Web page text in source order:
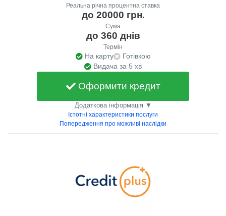
Реальна річна процентна ставка
до 20000 грн.
Сума
до 360 днів
Термін
На карту
Готівкою
Видача за 5 хв
Оформити кредит
Додаткова інформація ▼
Істотні характеристики послуги
Попередження про можливі наслідки